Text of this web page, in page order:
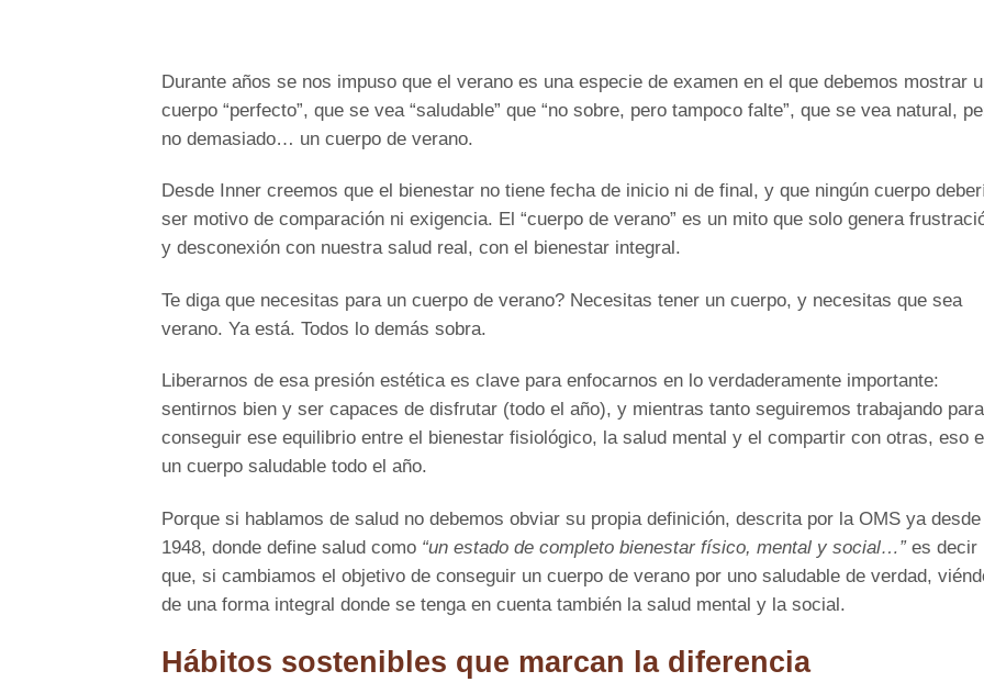
Durante años se nos impuso que el verano es una especie de examen en el que debemos mostrar
cuerpo “perfecto”, que se vea “saludable” que “no sobre, pero tampoco falte”, que se vea natural,
no demasiado… un cuerpo de verano.
Desde Inner creemos que el bienestar no tiene fecha de inicio ni de final, y que ningún cuerpo
ser motivo de comparación ni exigencia. El “cuerpo de verano” es un mito que solo genera
y desconexión con nuestra salud real, con el bienestar integral.
Te diga que necesitas para un cuerpo de verano? Necesitas tener un cuerpo, y necesitas que sea
verano. Ya está. Todos lo demás sobra.
Liberarnos de esa presión estética es clave para enfocarnos en lo verdaderamente importante:
sentirnos bien y ser capaces de disfrutar (todo el año), y mientras tanto seguiremos trabajando para
conseguir ese equilibrio entre el bienestar fisiológico, la salud mental y el compartir con otras, eso
un cuerpo saludable todo el año.
Porque si hablamos de salud no debemos obviar su propia definición, descrita por la OMS ya desde
1948, donde define salud como “un estado de completo bienestar físico, mental y social…” es decir
que, si cambiamos el objetivo de conseguir un cuerpo de verano por uno saludable de verdad,
de una forma integral donde se tenga en cuenta también la salud mental y la social.
Hábitos sostenibles que marcan la diferencia